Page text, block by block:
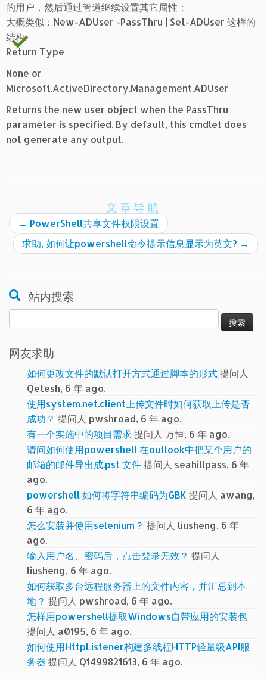
的用户，然后通过管道继续设置其它属性：
大概类似：New-ADUser -PassThru | Set-ADUser 这样的
结构
Return Type
None or
Microsoft.ActiveDirectory.Management.ADUser
Returns the new user object when the PassThru
parameter is specified. By default, this cmdlet does
not generate any output.
文章导航
← PowerShell共享文件权限设置
求助, 如何让powershell命令提示信息显示为英文? →
站内搜索
索：
网友求助
如何更改文件的默认打开方式通过脚本的形式提问人
Qetesh, 6 年 ago.
使用system.net.client上传文件时如何获取上传是否
成功？ 提问人 pwshroad, 6 年 ago.
有一个实施中的项目需求提问人 万恒, 6 年 ago.
请问如何使用powershell 在outlook中把某个用户的
邮箱的邮件导出成.pst 文件提问人 seahillpass, 6 年
ago.
powershell 如何将字符串编码为GBK 提问人 awang,
6 年 ago.
怎么安装并使用selenium？ 提问人 liusheng, 6 年
ago.
输入用户名、密码后，点击登录无效？ 提问人
liusheng, 6 年 ago.
如何获取多台远程服务器上的文件内容，并汇总到本
地？ 提问人 pwshroad, 6 年 ago.
怎样用powershell提取Windows自带应用的安装包
提问人 a0195, 6 年 ago.
如何使用HttpListener构建多线程HTTP轻量级API服
务器 提问人 Q1499821613, 6 年 ago.